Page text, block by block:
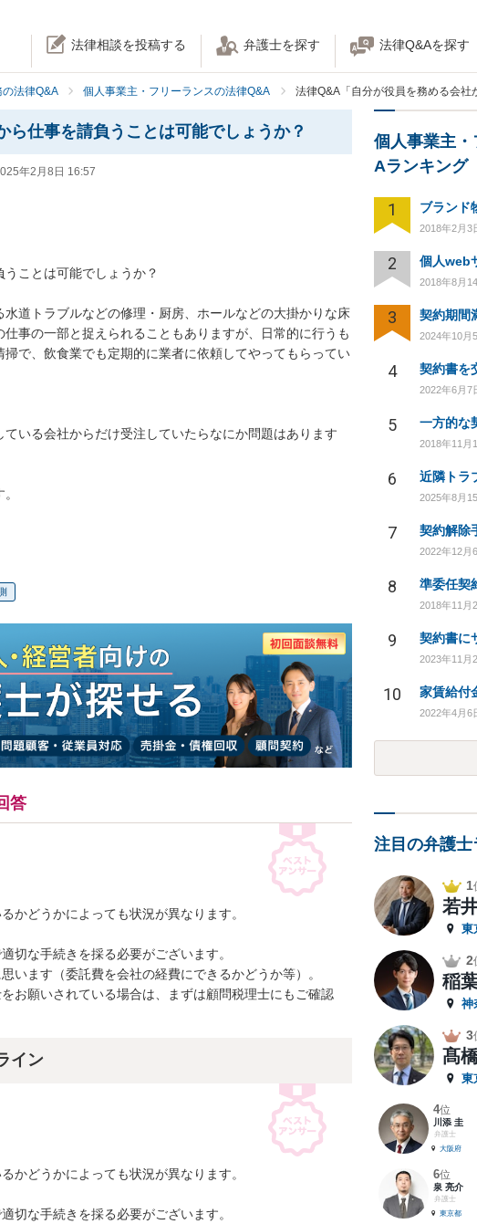
法律相談を投稿する 弁護士を探す 法律Q&Aを探す
法律Q&A 個人事業主・フリーランスの法律Q&A 法律Q&A「自分が役員を務める会社
ら仕事を請負うことは可能でしょうか？
年2月8日 16:57
ことは可能でしょうか？
道トラブルなどの修理・厨房、ホールなどの大掛かりな床
事の一部と捉えられることもありますが、日常的に行うも
で、飲食業でも定期的に業者に依頼してやってもらってい
いる会社からだけ受注していたらなにか問題はあります
答
かどうかによっても状況が異なります。
切な手続きを採る必要がございます。
います（委託費を会社の経費にできるかどうか等）。
お願いされている場合は、まずは顧問税理士にもご確認
イン
かどうかによっても状況が異なります。
切な手続きを採る必要がございます。
個人事業主
Aランキング
1
2018年2月3
2
2018年8月
3
2024年10月
4
2022年6月7
5 一方的な
2018年11月
6
2025年8月
7
2022年12月
8 準委任契
2018年11月
9
2023年11月
10
2022年4月6
注目の弁護
1
若
東
2
稲
神
3
髙
東
4位
川添 圭
弁護士
大阪府
6位
泉 亮介
弁護士
東京都